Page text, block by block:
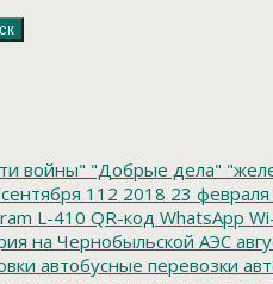
войны" "Добрые дела"
112 2018 23 февраля
L-410 QR-код WhatsApp
на Чернобыльской АЭС
автобусные перевозки